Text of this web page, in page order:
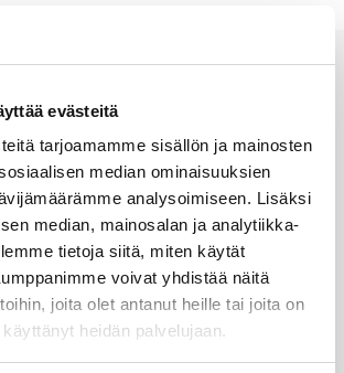
evästeitä
tarjoamamme sisällön ja mainosten
median ominaisuuksien
analysoimiseen. Lisäksi
median, mainosalan ja analytiikka-
tietoja siitä, miten käytät
voivat yhdistää näitä
joita olet antanut heille tai joita on
heidän palvelujaan.
nelipyörävetoiset
kuukulkijat